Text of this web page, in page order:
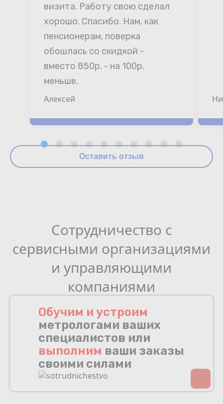
визита. Работу свою сделал
хорошо. Спасибо. Нам, как
пенсионерам, поверка
обошлась со скидкой -
вместо 850р. - на 100р.
меньше.
Алексей
Оставить отзыв
Сотрудничество с
сервисными организациями
и управляющими
компаниями
Обучим и устроим
метрологами ваших
специалистов или
выполним ваши заказы
своими силами